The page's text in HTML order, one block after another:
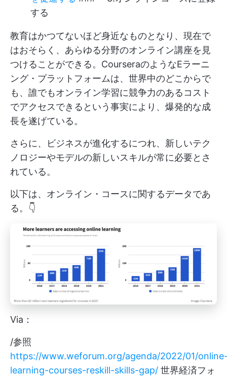
する
教育はかつてないほど身近なものとなり、現在で
はおそらく、あらゆる分野のオンライン講座を見
つけることができる。CourseraのようなEラーニ
ング・プラットフォームは、世界中のどこからで
も、誰でもオンライン学習に競争力のあるコスト
でアクセスできるという事実により、爆発的な成
長を遂げている。
さらに、ビジネスが進化するにつれ、新しいテク
ノロジーやモデルの新しいスキルが常に必要とさ
れている。
以下は、オンライン・コースに関するデータであ
る。👇
Via：
/参照
https://www.weforum.org/agenda/2022/01/
learning-courses-reskill-skills-gap/ 世界経済フォ